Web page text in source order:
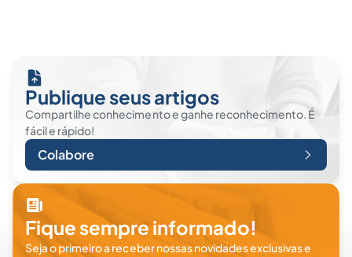
Publique seus artigos
Compartilhe conhecimento e ganhe reconhecimento. É
fácil e rápido!
Colabore
Fique sempre informado!
Seja o primeiro a receber nossas novidades exclusivas e